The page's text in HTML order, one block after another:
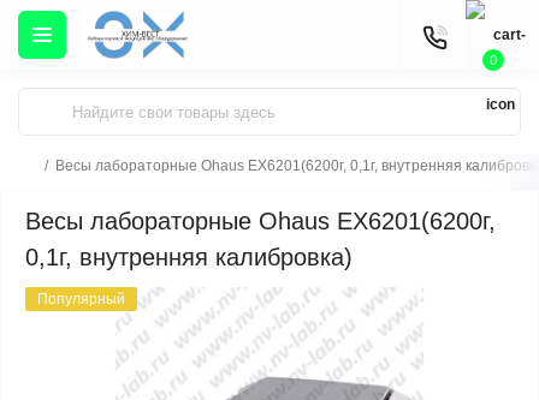
0
Весы лабораторные Ohaus EX6201(6200г, 0,1г, внутренняя
Весы лабораторные Ohaus EX6201(6200г,
0,1г, внутренняя калибровка)
Популярный